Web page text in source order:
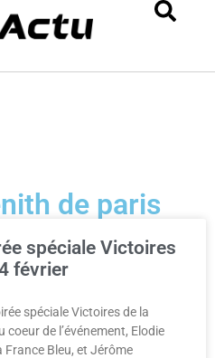
de paris
spéciale Victoires
février
spéciale Victoires de la
de l’événement, Elodie
France Bleu, et Jérôme